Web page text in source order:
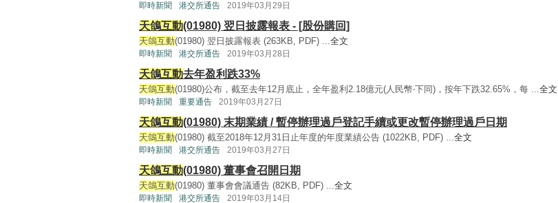
即時新聞 港交所通告 2019年03月29日
天鴿互動(01980) 翌日披露報表 - [股份購回]
天鴿互動(01980) 翌日披露報表 (263KB, PDF) ...全文
即時新聞 港交所通告 2019年03月28日
天鴿互動去年盈利跌33%
天鴿互動(01980)公布，截至去年12月底止，全年盈利2.18億元(人民幣‧下同)，按年下跌32.65%，每 ...全文
即時新聞 重要通告 2019年03月27日
天鴿互動(01980) 末期業績 / 暫停辦理過戶登記手續或更改暫停辦理過戶日期
天鴿互動(01980) 截至2018年12月31日止年度的年度業績公告 (1022KB, PDF) ...全文
即時新聞 港交所通告 2019年03月27日
天鴿互動(01980) 董事會召開日期
天鴿互動(01980) 董事會會議通告 (82KB, PDF) ...全文
即時新聞 港交所通告 2019年03月14日